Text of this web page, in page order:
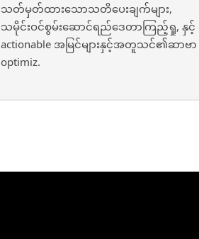
သတ်မှတ်ထားသောသတိပေးချက်များ,
သမိုင်းဝင်စွမ်းဆောင်ရည်ဒေတာကြည့်ရှု, နှင့်
actionable အမြင်များနှင့်အတူသင်၏ဆာဗာ
optimiz.